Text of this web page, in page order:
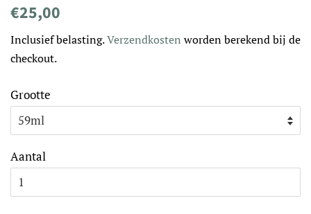
Normale
€25,00
Inclusief belasting.Verzendkosten worden berekend bij de
checkout.
Grootte
Aantal